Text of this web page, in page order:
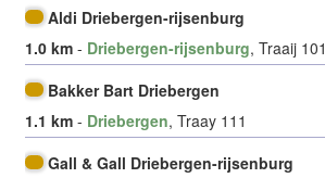
Aldi Driebergen-rijsenburg
1.0 km - Driebergen-rijsenburg, Traaij 101
Bakker Bart Driebergen
1.1 km - Driebergen, Traay 111
Gall & Gall Driebergen-rijsenburg